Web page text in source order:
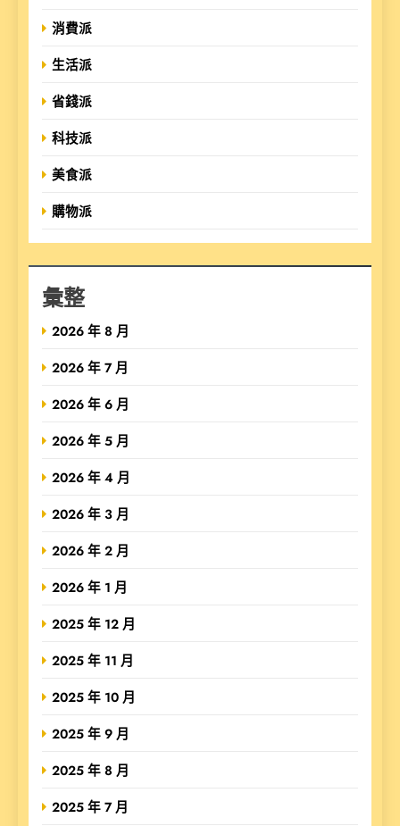
消費派
生活派
省錢派
科技派
美食派
購物派
彙整
2026 年 8 月
2026 年 7 月
2026 年 6 月
2026 年 5 月
2026 年 4 月
2026 年 3 月
2026 年 2 月
2026 年 1 月
2025 年 12 月
2025 年 11 月
2025 年 10 月
2025 年 9 月
2025 年 8 月
2025 年 7 月